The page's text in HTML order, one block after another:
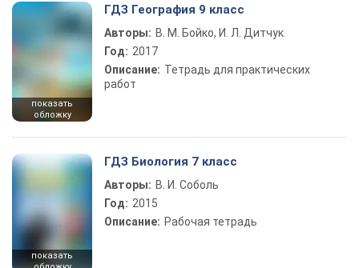
показать
обложку
ГДЗ География 9 класс
Авторы: В. М. Бойко, И. Л. Дитчук
Год: 2017
Описание: Тетрадь для практических
работ
показать
ГДЗ Биология 7 класс
Авторы: В. И. Соболь
Год: 2015
Описание: Рабочая тетрадь